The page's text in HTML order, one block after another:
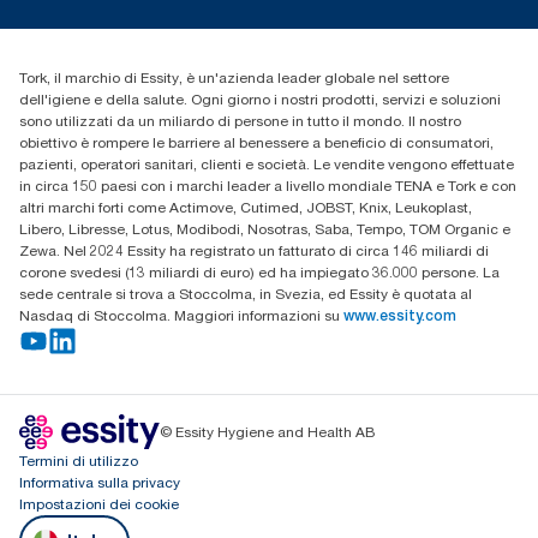
+39 0331 443896
Tork, il marchio di Essity, è un'azienda leader globale nel settore
dell'igiene e della salute. Ogni giorno i nostri prodotti, servizi e soluzioni
sono utilizzati da un miliardo di persone in tutto il mondo. Il nostro
obiettivo è rompere le barriere al benessere a beneficio di consumatori,
pazienti, operatori sanitari, clienti e società. Le vendite vengono effettuate
in circa 150 paesi con i marchi leader a livello mondiale TENA e Tork e con
altri marchi forti come Actimove, Cutimed, JOBST, Knix, Leukoplast,
Libero, Libresse, Lotus, Modibodi, Nosotras, Saba, Tempo, TOM Organic e
Zewa. Nel 2024 Essity ha registrato un fatturato di circa 146 miliardi di
corone svedesi (13 miliardi di euro) ed ha impiegato 36.000 persone. La
sede centrale si trova a Stoccolma, in Svezia, ed Essity è quotata al
Nasdaq di Stoccolma. Maggiori informazioni su www.essity.com
© Essity Hygiene and Health AB
Termini di utilizzo
Informativa sulla privacy
Impostazioni dei cookie